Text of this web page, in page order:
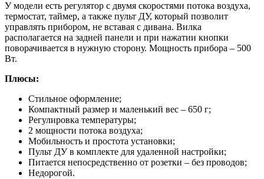
У модели есть регулятор с двумя скоростями потока воздуха,
термостат, таймер, а также пульт ДУ, который позволит
управлять прибором, не вставая с дивана. Вилка
располагается на задней панели и при нажатии кнопки
поворачивается в нужную сторону. Мощность прибора – 500
Вт.
Плюсы:
Стильное оформление;
Компактный размер и маленький вес – 650 г;
Регулировка температуры;
2 мощности потока воздуха;
Мобильность и простота установки;
Пульт ДУ в комплекте для удаленной настройки;
Питается непосредственно от розетки – без проводов;
Недорогой.